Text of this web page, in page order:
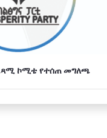
ኮሚቴ የተሰጠ መግለጫ